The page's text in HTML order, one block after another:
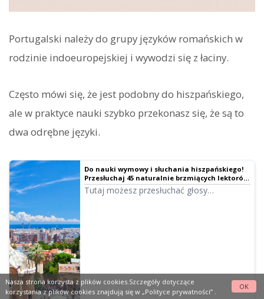
Portugalski należy do grupy języków romańskich w
rodzinie indoeuropejskiej i wywodzi się z łaciny.
Często mówi się, że jest podobny do hiszpańskiego,
ale w praktyce nauki szybko przekonasz się, że są to
dwa odrębne języki.
Do nauki wymowy i słuchania hiszpańskiego!
Przesłuchaj 45 naturalnie brzmiących lektorów
(kobiety, mężczyźni, dzieci)｜Ondoku
Tutaj możesz przesłuchać głosy
Nasza strona korzysta z plików cookies.Szczegóły dotyczące
korzystania z plików cookies znajdują się w „Polityce prywatności”.
OK